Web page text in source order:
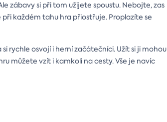
zábavy si při tom užijete spoustu. Nebojte, zas
každém tahu hra přiostřuje. Proplazíte se
rychle osvojí i herní začátečníci. Užít si ji mohou
můžete vzít i kamkoli na cesty. Vše je navíc